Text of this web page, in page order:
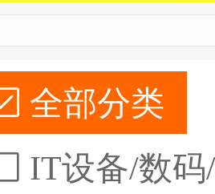
全部分类
IT设备/数码